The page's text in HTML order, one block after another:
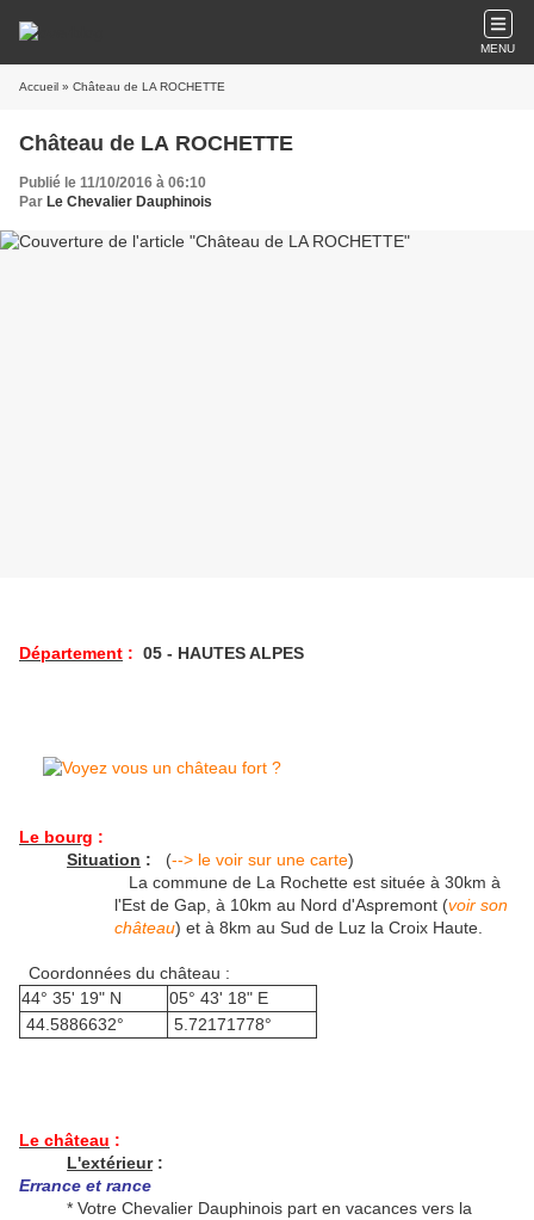
MENU
Accueil » Château de LA ROCHETTE
Château de LA ROCHETTE
Publié le 11/10/2016 à 06:10
Par Le Chevalier Dauphinois
Département : 05 - HAUTES ALPES
Le bourg :
Situation : (--> le voir sur une carte)
La commune de La Rochette est située à 30km à
l'Est de Gap, à 10km au Nord d'Aspremont (voir son
château) et à 8km au Sud de Luz la Croix Haute.
Coordonnées du château :
44° 35' 19" N
05° 43' 18" E
44.5886632°
5.72171778°
Le château :
L'extérieur:
Errance et rance
* Votre Chevalier Dauphinois part en vacances vers la